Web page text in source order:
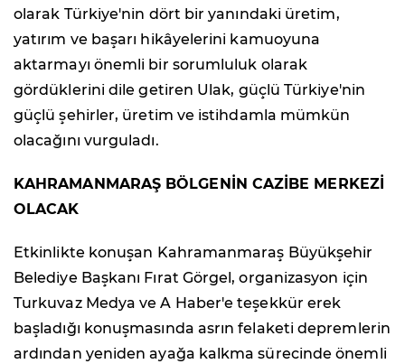
olarak Türkiye'nin dört bir yanındaki üretim,
yatırım ve başarı hikâyelerini kamuoyuna
aktarmayı önemli bir sorumluluk olarak
gördüklerini dile getiren Ulak, güçlü Türkiye'nin
güçlü şehirler, üretim ve istihdamla mümkün
olacağını vurguladı.
KAHRAMANMARAŞ BÖLGENİN CAZİBE MERKEZİ
OLACAK
Etkinlikte konuşan Kahramanmaraş Büyükşehir
Belediye Başkanı Fırat Görgel, organizasyon için
Turkuvaz Medya ve A Haber'e teşekkür erek
başladığı konuşmasında asrın felaketi depremlerin
ardından yeniden ayağa kalkma sürecinde önemli